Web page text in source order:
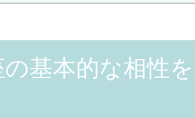
基本的な相性